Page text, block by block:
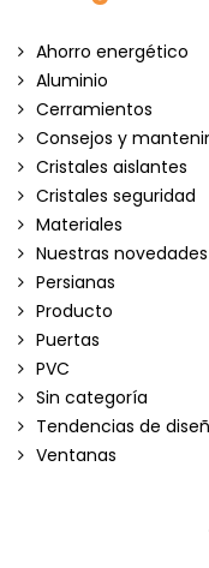
Ahorro energético
Aluminio
Cerramientos
Consejos y
Cristales aislantes
Cristales seguridad
Materiales
Nuestras novedades
Persianas
Producto
Puertas
PVC
Sin categoría
Tendencias de
Ventanas